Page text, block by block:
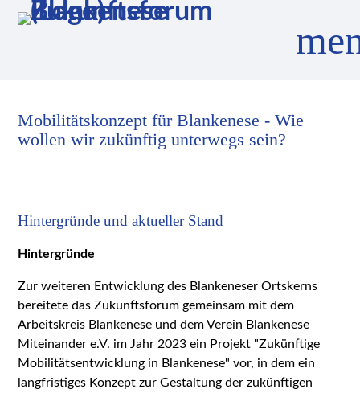
Suchbegriffe SUCHEN
Mobilitätskonzept für Blankenese - Wie
wollen wir zukünftig unterwegs sein?
Hintergründe und aktueller Stand
Hintergründe
Zur weiteren Entwicklung des Blankeneser Ortskerns
bereitete das Zukunftsforum gemeinsam mit dem
Arbeitskreis Blankenese und dem Verein Blankenese
Miteinander e.V. im Jahr 2023 ein Projekt "Zukünftige
Mobilitätsentwicklung in Blankenese" vor, in dem ein
langfristiges Konzept zur Gestaltung der zukünftigen